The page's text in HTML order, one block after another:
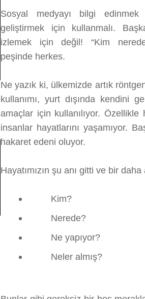
Sosyal medyayı bilgi
geliştirmek için kullanmalı.
izlemek için değil! “Kim
peşinde herkes.
Ne yazık ki, ülkemizde artık
kullanımı, yurt dışında kendini
amaçlar için kullanılıyor.
insanlar hayatlarını yaşamıyor.
hakaret edeni oluyor.
Hayatımızın şu anı gitti ve bir
Kim?
Nerede?
Ne yapıyor?
Neler almış?